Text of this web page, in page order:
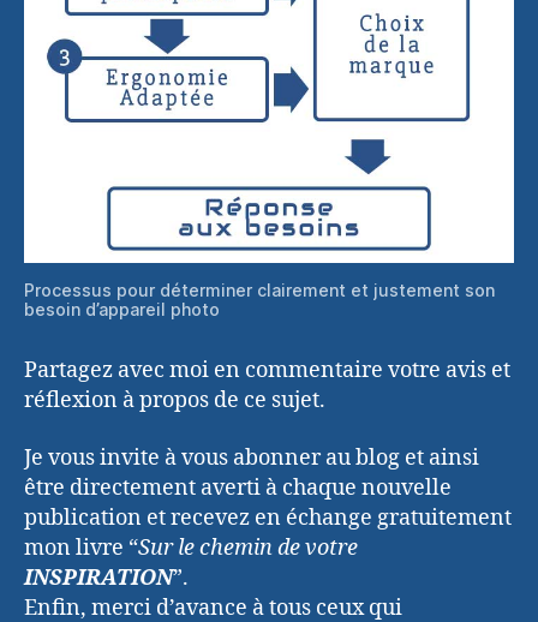
Processus pour déterminer clairement et justement son
besoin d’appareil photo
Partagez avec moi en commentaire votre avis et
réflexion à propos de ce sujet.
Je vous invite à vous abonner au blog et ainsi
être directement averti à chaque nouvelle
publication et recevez en échange gratuitement
mon livre “Sur le chemin de votre
INSPIRATION”.
Enfin, merci d’avance à tous ceux qui